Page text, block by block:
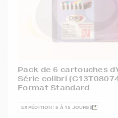
Pack de 6 cartouches
Série colibri
Format Standard
EXPÉDITION : 6 À 15 JOURS